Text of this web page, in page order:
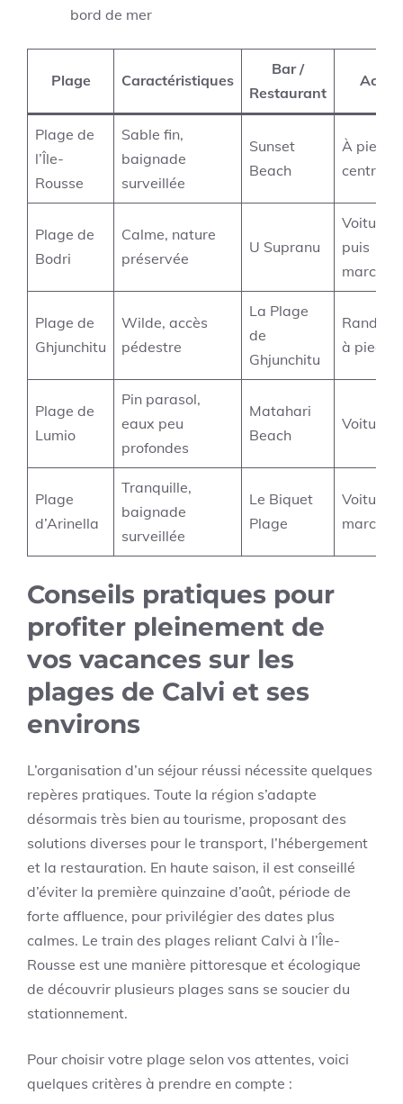
bord de mer
Plage Caractéristiques
Bar /
Restaurant
Accès
Plage de
l’Île-
Rousse
Sable fin,
baignade
surveillée
Sunset
Beach
À pied
centre-
Plage de
Bodri
Calme, nature
préservée
U Supranu
Voiture
puis
marche
Plage de
Ghjunchitu
Wilde, accès
pédestre
La Plage
de
Ghjunchitu
à pied
Plage de
Lumio
Pin parasol,
eaux peu
profondes
Matahari
Beach
Voiture
Plage
d’Arinella
Tranquille,
baignade
surveillée
Le Biquet
Plage
Voiture
marche
Conseils pratiques pour
profiter pleinement de
vos vacances sur les
plages de Calvi et ses
environs
L’organisation d’un séjour réussi nécessite quelques
repères pratiques. Toute la région s’adapte
désormais très bien au tourisme, proposant des
solutions diverses pour le transport, l’hébergement
et la restauration. En haute saison, il est conseillé
d’éviter la première quinzaine d’août, période de
forte affluence, pour privilégier des dates plus
calmes. Le train des plages reliant Calvi à l’Île-
Rousse est une manière pittoresque et écologique
de découvrir plusieurs plages sans se soucier du
stationnement.
Pour choisir votre plage selon vos attentes, voici
quelques critères à prendre en compte :